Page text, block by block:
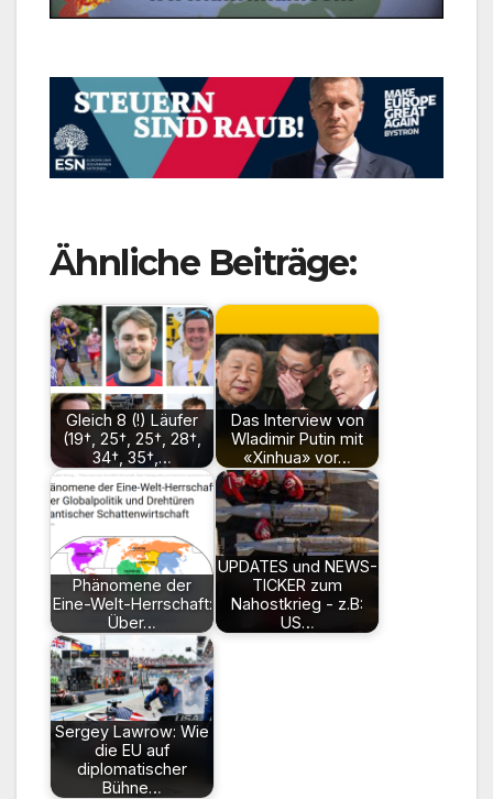
Ähnliche Beiträge:
Gleich 8 (!) Läufer
(19†, 25†, 25†, 28†,
34†, 35†,…
Das Interview von
Wladimir Putin mit
«Xinhua» vor…
Phänomene der
Eine-Welt-Herrschaft:
Über…
UPDATES und NEWS-
TICKER zum
Nahostkrieg - z.B:
US…
Sergey Lawrow: Wie
die EU auf
diplomatischer
Bühne…